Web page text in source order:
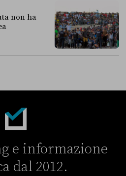
non ha
e informazione
dal 2012.